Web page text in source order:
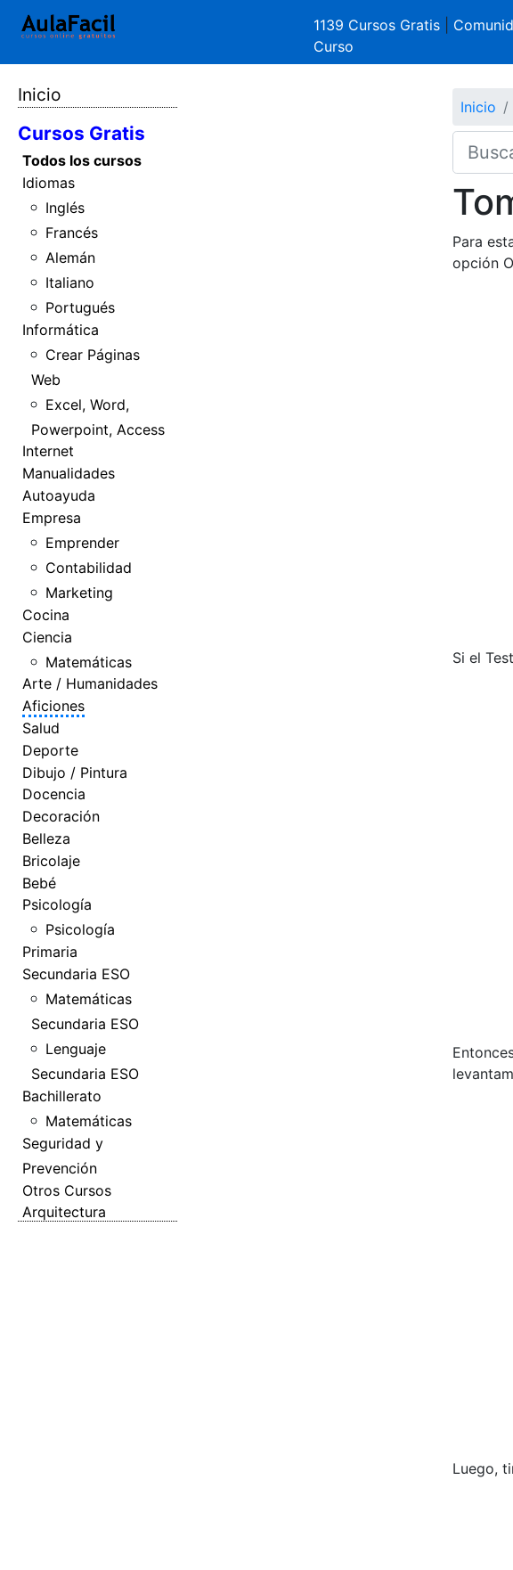
1139 Cursos Gratis
Curso
Inicio
Cursos Gratis
Todos los cursos
Idiomas
Inglés
Francés
Alemán
Italiano
Portugués
Informática
Crear Páginas
Web
Excel, Word,
Powerpoint, Access
Internet
Manualidades
Autoayuda
Empresa
Emprender
Contabilidad
Marketing
Cocina
Ciencia
Matemáticas
Arte / Humanidades
Aficiones
Salud
Deporte
Dibujo / Pintura
Docencia
Decoración
Belleza
Bricolaje
Bebé
Psicología
Psicología
Primaria
Secundaria ESO
Matemáticas
Secundaria ESO
Lenguaje
Secundaria ESO
Bachillerato
Matemáticas
Seguridad y
Prevención
Otros Cursos
Arquitectura
Inicio
Para
opción
Si el
Luego,